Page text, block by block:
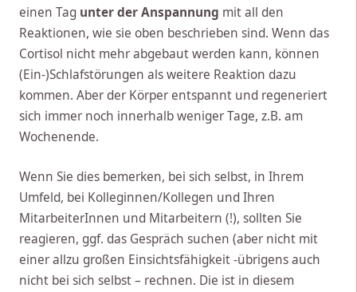
einen Tag unter der Anspannung mit all den
Reaktionen, wie sie oben beschrieben sind. Wenn das
Cortisol nicht mehr abgebaut werden kann, können
(Ein-)Schlafstörungen als weitere Reaktion dazu
kommen. Aber der Körper entspannt und regeneriert
sich immer noch innerhalb weniger Tage, z.B. am
Wochenende.
Wenn Sie dies bemerken, bei sich selbst, in Ihrem
Umfeld, bei Kolleginnen/Kollegen und Ihren
MitarbeiterInnen und Mitarbeitern (!), sollten Sie
reagieren, ggf. das Gespräch suchen (aber nicht mit
einer allzu großen Einsichtsfähigkeit -übrigens auch
nicht bei sich selbst – rechnen. Die ist in diesem